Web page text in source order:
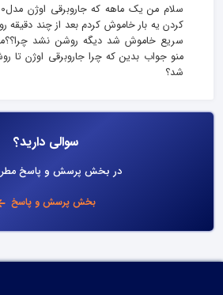
کردن یه بار خاموش کردم بعد از چند
سریع خاموش شد دیگه روشن نشد
منو جواب بدین که چرا جاروبرقی اوژن
شد؟
سوالی دارید؟
در بخش پرسش و پاسخ
بخش پرسش و پاسخ